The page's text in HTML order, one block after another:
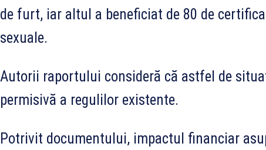
de furt, iar altul a beneficiat de 80 de
sexuale.
Autorii raportului consideră că astfel de
permisivă a regulilor existente.
Potrivit documentului, impactul financiar